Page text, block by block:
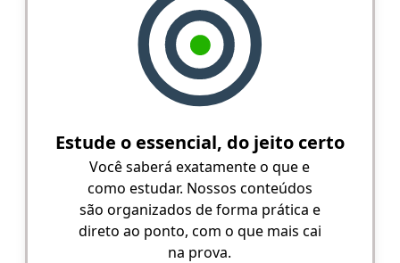
Estude o essencial, do jeito certo
Você saberá exatamente o que e
como estudar. Nossos conteúdos
são organizados de forma prática e
direto ao ponto, com o que mais cai
na prova.